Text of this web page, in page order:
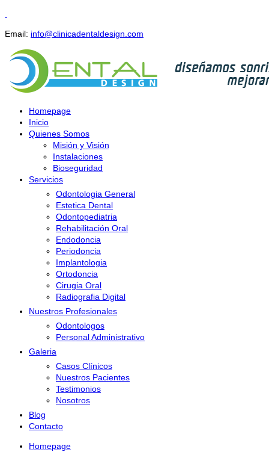
Email: info@clinicadentaldesign.com
Homepage
Inicio
Quienes Somos
Misión y Visión
Instalaciones
Bioseguridad
Servicios
Odontologia General
Estetica Dental
Odontopediatria
Rehabilitación Oral
Endodoncia
Periodoncia
Implantologia
Ortodoncia
Cirugia Oral
Radiografia Digital
Nuestros Profesionales
Odontologos
Personal Administrativo
Galeria
Casos Clínicos
Nuestros Pacientes
Testimonios
Nosotros
Blog
Contacto
Homepage